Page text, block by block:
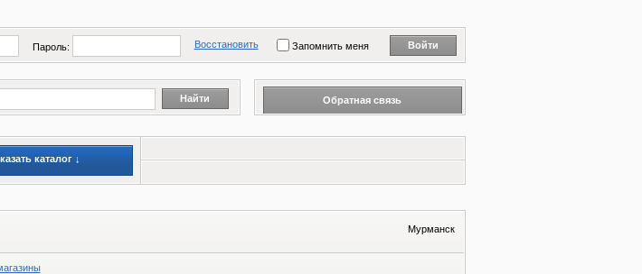
Пароль: Восстановить Запомнить меня
Обратная связь
каталог ↓
Мурманск